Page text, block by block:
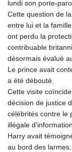
lundi son porte-
Cette question de
entre lui et la
ont perdu la
contribuable
désormais évalué
Le prince avait
a été débouté.
Cette visite
décision de justice
célébrités contre le
illégale
Harry avait
au bord des